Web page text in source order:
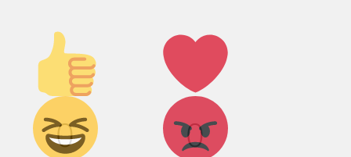
Палец
вверх!
0
Лайк!
0
Дикий
смех!
Агрессия!